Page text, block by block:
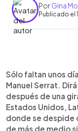
PorGina
Publicado el
►
Sólo faltan unos
Manuel Serrat.
después de una
Estados Unidos,
donde se despide
de más de medio